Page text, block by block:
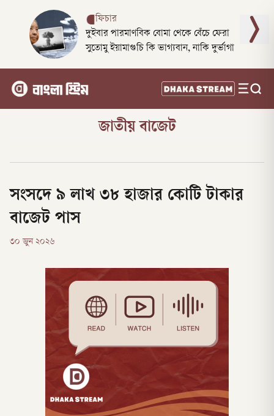
ফিচার
দুইবার পারমাণবিক বোমা থেকে বেঁচে ফেরা
সুতোমু ইয়ামাগুচি কি ভাগ্যবান, নাকি দুর্ভাগা
জাতীয় বাজেট
সংসদে ৯ লাখ ৩৮ হাজার কোটি টাকার
বাজেট পাস
৩০ জুন ২০২৬